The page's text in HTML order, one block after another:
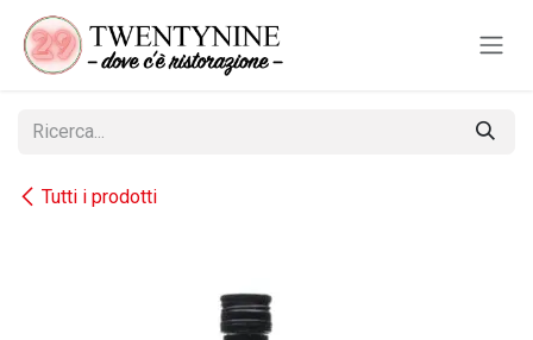
Passa al contenuto
Tutti i prodotti